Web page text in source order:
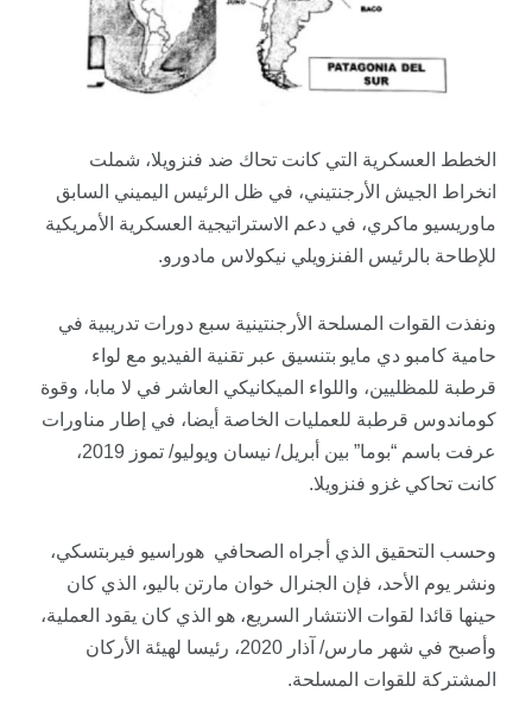
الخطط العسكرية التي كانت تحاك ضد فنزويلا، شملت
انخراط الجيش الأرجنتيني، في ظل الرئيس اليميني السابق
ماوريسيو ماكري، في دعم الاستراتيجية العسكرية الأمريكية
للإطاحة بالرئيس الفنزويلي نيكولاس مادورو.
ونفذت القوات المسلحة الأرجنتينية سبع دورات تدريبية في
حامية كامبو دي مايو بتنسيق عبر تقنية الفيديو مع لواء
قرطبة للمظليين، واللواء الميكانيكي العاشر في لا مابا، وقوة
كوماندوس قرطبة للعمليات الخاصة أيضا، في إطار مناورات
عرفت باسم “بوما” بين أبريل/ نيسان ويوليو/ تموز 2019،
كانت تحاكي غزو فنزويلا.
وحسب التحقيق الذي أجراه الصحافي هوراسيو فيربتسكي،
ونشر يوم الأحد، فإن الجنرال خوان مارتن باليو، الذي كان
حينها قائدا لقوات الانتشار السريع، هو الذي كان يقود العملية،
وأصبح في شهر مارس/ آذار 2020، رئيسا لهيئة الأركان
المشتركة للقوات المسلحة.